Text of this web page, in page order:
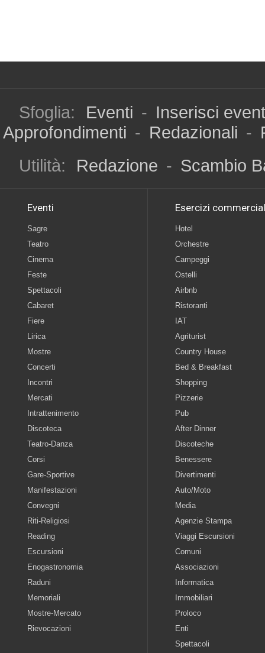
Sfoglia: Eventi - Inserisci
Approfondimenti - Redazionali -
Utilità:
Redazione - Scambio
Eventi
Sagre
Teatro
Cinema
Feste
Spettacoli
Cabaret
Fiere
Lirica
Mostre
Concerti
Incontri
Mercati
Intrattenimento
Discoteca
Teatro-Danza
Corsi
Gare-Sportive
Manifestazioni
Convegni
Riti-Religiosi
Reading
Escursioni
Enogastronomia
Raduni
Memoriali
Mostre-Mercato
Rievocazioni
Esercizi
Hotel
Orchestre
Campeggi
Ostelli
Airbnb
Ristoranti
IAT
Agriturist
Country House
Bed & Breakfast
Shopping
Pizzerie
Pub
After Dinner
Discoteche
Benessere
Divertimenti
Auto/Moto
Media
Agenzie Stampa
Viaggi Escursioni
Comuni
Associazioni
Informatica
Immobiliari
Proloco
Enti
Spettacoli